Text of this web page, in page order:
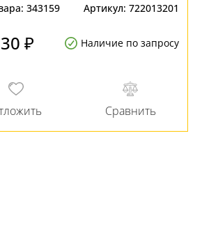
343159 Артикул: 722013201
₽ Наличие по запросу